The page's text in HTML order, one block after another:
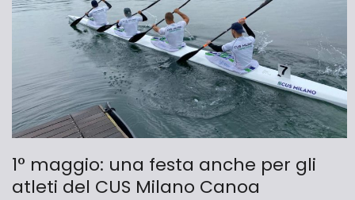
1° maggio: una festa anche per gli
atleti del CUS Milano Canoa